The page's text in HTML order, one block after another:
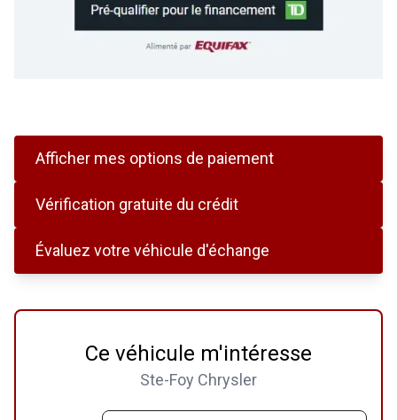
Ce véhicule m'intéresse
Ste-Foy Chrysler
Afficher mes options de paiement
Vérification gratuite du crédit
Évaluez votre véhicule d'échange